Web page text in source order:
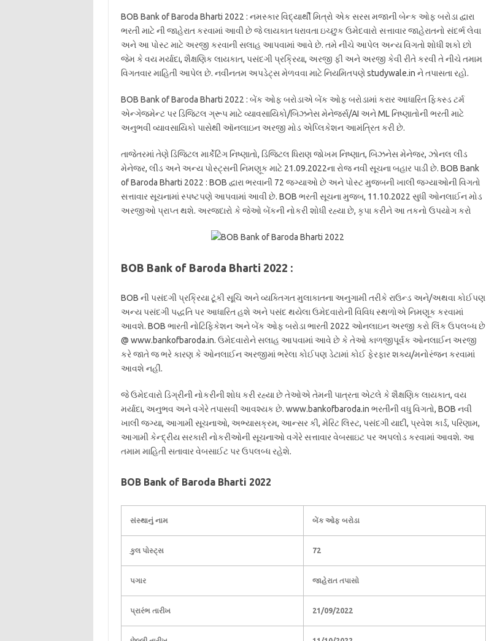
BOB Bank of Baroda Bharti 2022 : નમસ્કાર વિદ્યાર્થી મિત્રો એક સરસ મજાની બેન્ક ઓફ બરોડા દ્વારા
ભરતી માટે ની જાહેરાત કરવામાં આવી છે જે લાયકાત ધરાવતા ઇચ્છુક ઉમેદવારો સત્તાવાર જાહેરાતનો સંદર્ભ લેવા
અને આ પોસ્ટ માટે અરજી કરવાની સલાહ આપવામાં આવે છે. તમે નીચે આપેલ અન્ય વિગતો શોધી શકો છો
જેમ કે વય મર્યાદા, શૈક્ષણિક લાયકાત, પસંદગી પ્રક્રિયા, અરજી ફી અને અરજી કેવી રીતે કરવી તે નીચે તમામ
વિગતવાર માહિતી આપેલ છે. નવીનતમ અપડેટ્સ મેળવવા માટે નિયમિતપણે studywale.in ને તપાસતા રહો.
BOB Bank of Baroda Bharti 2022 : બેંક ઓફ બરોડાએ બેંક ઓફ બરોડામાં કરાર આધારિત ફિક્સ્ડ ટર્મ
એન્ગેજમેન્ટ પર ડિજિટલ ગ્રૂપ માટે વ્યાવસાયિકો/બિઝનેસ મેનેજર્સ/AI અને ML નિષ્ણાતોની ભરતી માટે
અનુભવી વ્યાવસાયિકો પાસેથી ઑનલાઇન અરજી મોડ એપ્લિકેશન આમંત્રિત કરી છે.
તાજેતરમાં તેણે ડિજિટલ માર્કેટિંગ નિષ્ણાતો, ડિજિટલ ધિરાણ જોખમ નિષ્ણાત, બિઝનેસ મેનેજર, ઝોનલ લીડ
મેનેજર, લીડ અને અન્ય પોસ્ટ્સની નિમણૂક માટે 21.09.2022ના રોજ નવી સૂચના બહાર પાડી છે. BOB Bank
of Baroda Bharti 2022 : BOB દ્વારા ભરવાની 72 જગ્યાઓ છે અને પોસ્ટ મુજબની ખાલી જગ્યાઓની વિગતો
સત્તાવાર સૂચનામાં સ્પષ્ટપણે આપવામાં આવી છે. BOB ભરતી સૂચના મુજબ, 11.10.2022 સુધી ઓનલાઈન મોડ
અરજીઓ પ્રાપ્ત થશે. અરજદારો કે જેઓ બેંકની નોકરી શોધી રહ્યા છે, કૃપા કરીને આ તકનો ઉપયોગ કરો
BOB Bank of Baroda Bharti 2022 :
BOB ની પસંદગી પ્રક્રિયા ટૂંકી સૂચિ અને વ્યક્તિગત મુલાકાતના અનુગામી તરીકે રાઉન્ડ અને/અથવા કોઈપણ
અન્ય પસંદગી પદ્ધતિ પર આધારિત હશે અને પસંદ થયેલા ઉમેદવારોની વિવિધ સ્થળોએ નિમણૂક કરવામાં
આવશે. BOB ભારતી નોટિફિકેશન અને બેંક ઓફ બરોડા ભારતી 2022 ઓનલાઇન અરજી કરો લિંક ઉપલબ્ધ છે
@ www.bankofbaroda.in. ઉમેદવારોને સલાહ આપવામાં આવે છે કે તેઓ કાળજીપૂર્વક ઓનલાઈન અરજી
કરે જાતે જ ભરે કારણ કે ઓનલાઈન અરજીમાં ભરેલા કોઈપણ ડેટામાં કોઈ ફેરફાર શક્ય/મનોરંજન કરવામાં
આવશે નહીં.
જે ઉમેદવારો ડિગ્રીની નોકરીની શોધ કરી રહ્યા છે તેઓએ તેમની પાત્રતા એટલે કે શૈક્ષણિક લાયકાત, વય
મર્યાદા, અનુભવ અને વગેરે તપાસવી આવશ્યક છે. www.bankofbaroda.in ભરતીની વધુ વિગતો, BOB નવી
ખાલી જગ્યા, આગામી સૂચનાઓ, અભ્યાસક્રમ, આન્સર કી, મેરિટ લિસ્ટ, પસંદગી યાદી, પ્રવેશ કાર્ડ, પરિણામ,
આગામી કેન્દ્રીય સરકારી નોકરીઓની સૂચનાઓ વગેરે સત્તાવાર વેબસાઇટ પર અપલોડ કરવામાં આવશે. આ
તમામ માહિતી સતાવાર વેબસાઈટ પર ઉપલબ્ધ રહેશે.
BOB Bank of Baroda Bharti 2022
સંસ્થાનું નામ બેંક ઓફ બરોડા
કુલ પોસ્ટ્સ 72
પગાર જાહેરાત તપાસો
પ્રારંભ તારીખ 21/09/2022